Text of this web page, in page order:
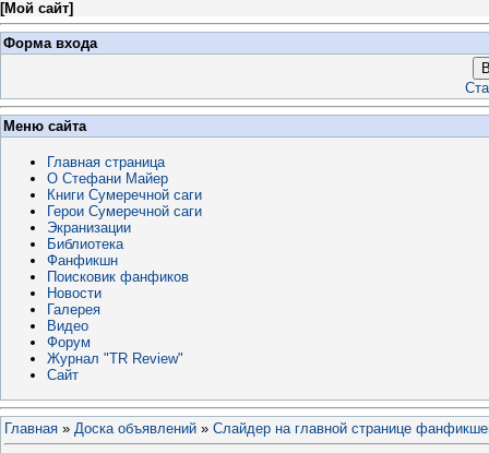
[Мой сайт]
Форма входа
Меню сайта
Главная страница
О Стефани Майер
Книги Сумеречной саги
Герои Сумеречной саги
Экранизации
Библиотека
Фанфикшн
Поисковик фанфиков
Новости
Галерея
Видео
Форум
Журнал "TR Review"
Сайт
Главная » Доска объявлений » Слайдер на главной странице